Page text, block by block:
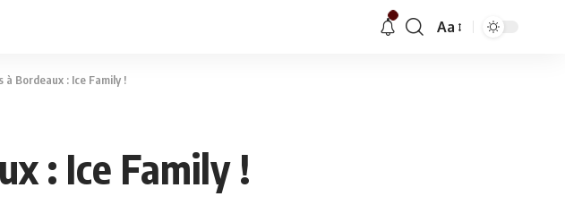
Aa
à Bordeaux : Ice Family !
: Ice Family !